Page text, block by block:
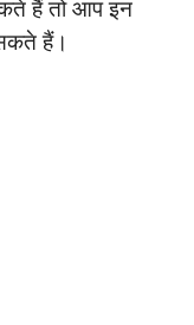
हैं तो आप इन
हैं।